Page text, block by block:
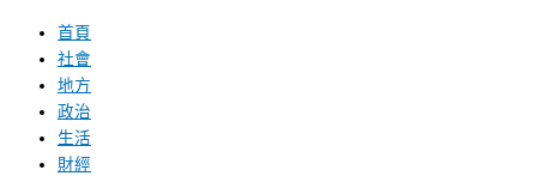
首頁
社會
地方
政治
生活
財經